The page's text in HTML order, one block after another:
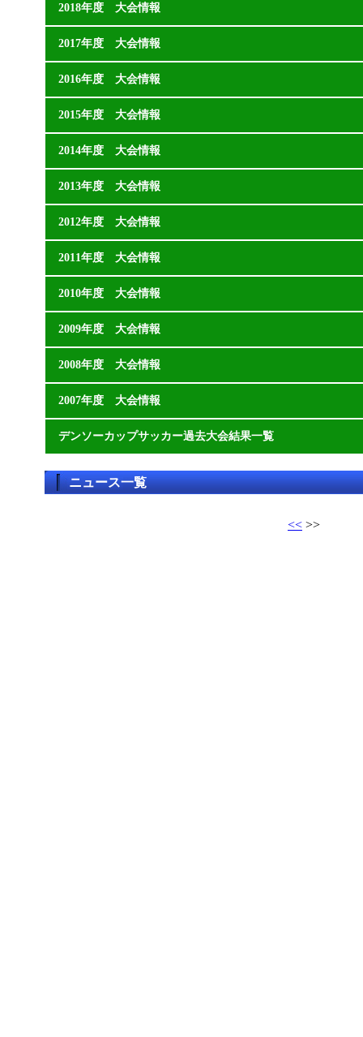
2018年度 大会情報
2017年度 大会情報
2016年度 大会情報
2015年度 大会情報
2014年度 大会情報
2013年度 大会情報
2012年度 大会情報
2011年度 大会情報
2010年度 大会情報
2009年度 大会情報
2008年度 大会情報
2007年度 大会情報
デンソーカップサッカー過去大会結果一覧
ニュース一覧
<< >>